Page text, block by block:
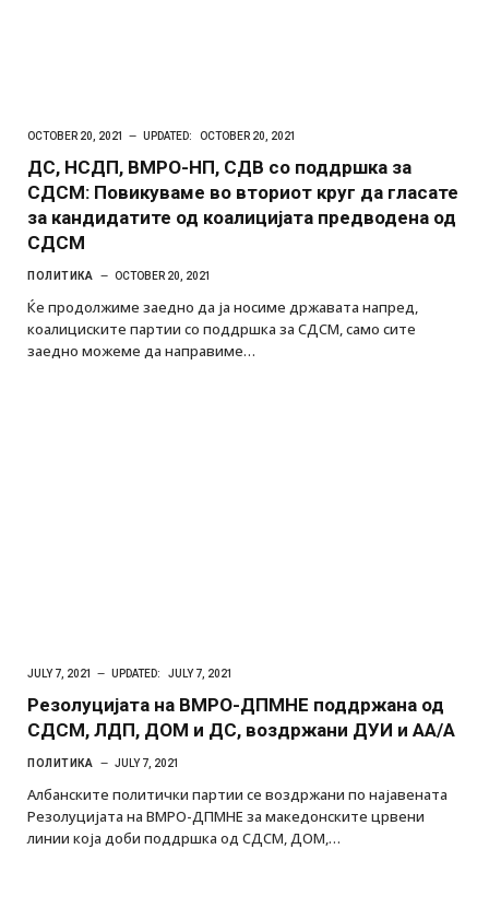
OCTOBER 20, 2021 UPDATED: OCTOBER 20, 2021
ДС, НСДП, ВМРО-НП, СДВ со поддршка за
СДСМ: Повикуваме во вториот круг да гласате
за кандидатите од коалицијата предводена од
СДСМ
ПОЛИТИКА OCTOBER 20, 2021
Ќе продолжиме заедно да ја носиме државата напред,
коалициските партии со поддршка за СДСМ, само сите
заедно можеме да направиме…
JULY 7, 2021 UPDATED: JULY 7, 2021
Резолуцијата на ВМРО-ДПМНЕ поддржана од
СДСМ, ЛДП, ДОМ и ДС, воздржани ДУИ и АА/А
ПОЛИТИКА JULY 7, 2021
Албанските политички партии се воздржани по најавената
Резолуцијата на ВМРО-ДПМНЕ за македонските црвени
линии која доби поддршка од СДСМ, ДОМ,…